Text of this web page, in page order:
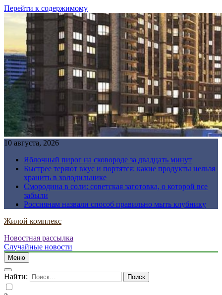
Перейти к содержимому
10 августа, 2026
Яблочный пирог на сковороде за двадцать минут
Быстрее теряют вкус и портятся: какие продукты нельзя
хранить в холодильнике
Смородина в соли: советская заготовка, о которой все
забыли
Россиянам назвали способ правильно мыть клубнику
Жилой комплекс
Новостная рассылка
Случайные новости
Меню
Найти: